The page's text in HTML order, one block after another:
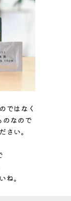
ではなく
のなので
さい。
ね。